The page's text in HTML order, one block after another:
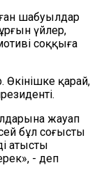
шабуылдар
үйлер,
соққыға
қарай,
жауап
бұл соғысты
атысты
- деп